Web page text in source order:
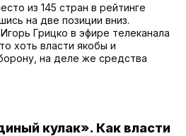
из 145 стран в рейтинге
на две позиции вниз.
Грицко в эфире телеканала
хоть власти якобы и
на деле же средства
кулак». Как власти